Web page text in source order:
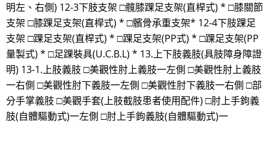
明左、右側) 12-3下肢支架 □髖膝踝足支架(直桿式) * □膝關節
支架 □膝踝足支架(直桿式) * □髕骨承重支架* 12-4下肢踝足
支架 □踝足支架(直桿式) * □踝足支架(PP式) * □踝足支架(PP
量製式) * □足踝裝具(U.C.B.L) * 13.上下肢義肢(具肢障身障證
明) 13-1.上肢義肢 □美觀性肘上義肢一左側 □美觀性肘上義肢
一右側 □美觀性肘下義肢一左側 □美觀性肘下義肢一右側 □部
分手掌義肢 □美觀手套(上肢截肢患者使用配件) □肘上手鉤義
肢(自體驅動式)一左側 □肘上手鉤義肢(自體驅動式)一